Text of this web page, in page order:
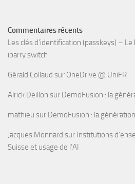
Commentaires récents
Les clés d’identification (passkeys) –
ibarry switch
Gérald Collaud sur OneDrive @ UniFR
Alrick Deillon sur DemoFusion : la
mathieu sur DemoFusion : la
Jacques Monnard sur Institutions
Suisse et usage de l’AI